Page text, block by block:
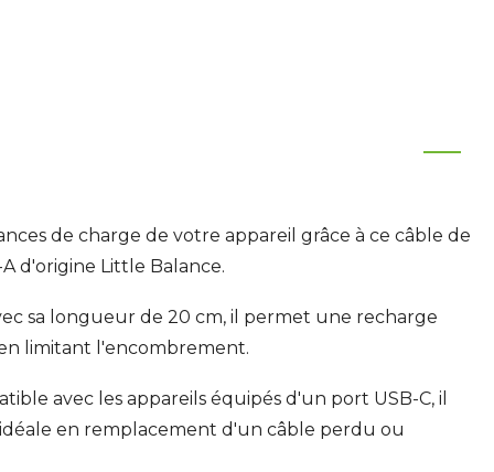
de charge de votre appareil grâce à ce câble de
d'origine Little Balance.
sa longueur de 20 cm, il permet une recharge
limitant l'encombrement.
avec les appareils équipés d'un port USB-C, il
en remplacement d'un câble perdu ou